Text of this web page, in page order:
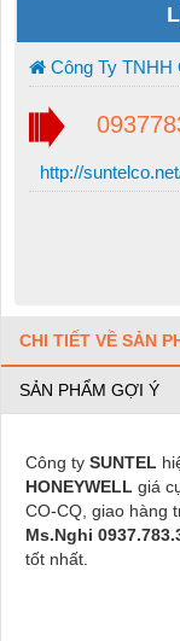
Công Ty TNHH
http://
CHI TIẾT VỀ SẢN
SẢN PHẨM GỢI Ý
Công ty SUNTEL
HONEYWELL giá
CO-CQ, giao hàng
Ms.Nghi
tốt nhất.